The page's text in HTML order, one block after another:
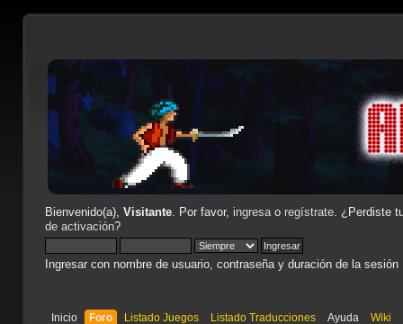
Bienvenido(a), Visitante. Por favor, ingresao regístrate. ¿Perdiste
de activación?
Ingresar con nombre de usuario, contraseña y duración de la sesión
Inicio Foro Listado Juegos Listado Traducciones Ayuda Wiki